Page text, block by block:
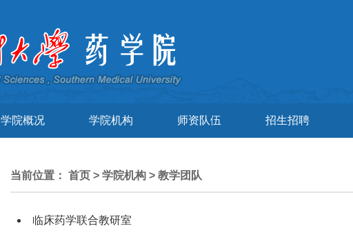
学院概况 学院机构 师资队伍 招生招聘
当前位置： 首页 > 学院机构 > 教学团队
临床药学联合教研室